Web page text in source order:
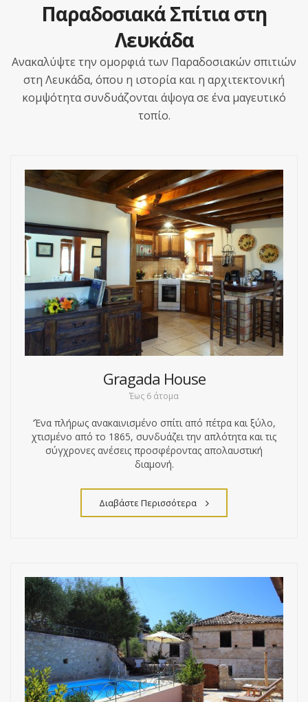
Παραδοσιακά Σπίτια στη
Λευκάδα
Ανακαλύψτε την ομορφιά των Παραδοσιακών σπιτιών
στη Λευκάδα, όπου η ιστορία και η αρχιτεκτονική
κομψότητα συνδυάζονται άψογα σε ένα μαγευτικό
τοπίο.
Gragada House
Έως 6 άτομα
‘Ένα πλήρως ανακαινισμένο σπίτι από πέτρα και ξύλο,
χτισμένο από το 1865, συνδυάζει την απλότητα και τις
σύγχρονες ανέσεις προσφέροντας απολαυστική
διαμονή.
Διαβάστε Περισσότερα